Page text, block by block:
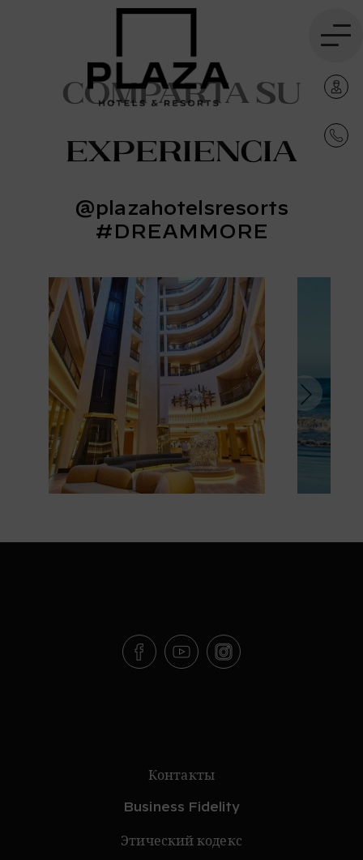
Comparta su
experiencia
@plazahotelsresorts
#DREAMMORE
Контакты
Business Fidelity
Этический кодекс